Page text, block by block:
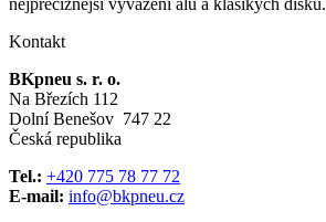
Kontakt
BKpneu s. r. o.
Na Březích 112
Dolní Benešov 747 22
Česká republika
Tel.: +420 775 78 77 72
E-mail: info@bkpneu.cz